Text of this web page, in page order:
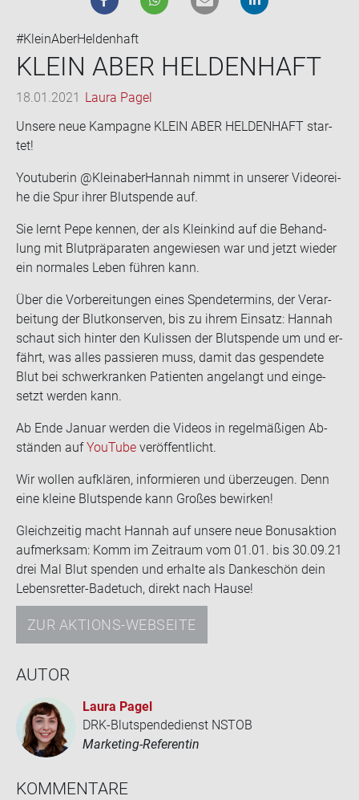
#KleinAberHeldenhaft
KLEIN ABER HEL­DEN­HAFT
18.01.2021 Laura Pagel
Un­se­re neue Kam­pa­gne KLEIN ABER HEL­DEN­HAFT star­
tet!
You­tube­rin @Kleinaber­Han­nah nimmt in un­se­rer Vi­de­orei­
he die Spur ihrer Blut­spen­de auf.
Sie lernt Pepe ken­nen, der als Klein­kind auf die Be­hand­
lung mit Blut­prä­pa­ra­ten an­ge­wie­sen war und jetzt wie­der
ein nor­ma­les Leben füh­ren kann.
Über die Vor­be­rei­tun­gen eines Spen­de­ter­mins, der Ver­ar­
bei­tung der Blut­kon­ser­ven, bis zu ihrem Ein­satz: Han­nah
schaut sich hin­ter den Ku­lis­sen der Blut­spen­de um und er­
fährt, was alles pas­sie­ren muss, damit das ge­spen­de­te
Blut bei schwer­kran­ken Pa­ti­en­ten an­ge­langt und ein­ge­
setzt wer­den kann.
Ab Ende Ja­nu­ar wer­den die Vi­de­os in re­gel­mä­ßi­gen Ab­
stän­den aufYou­Tube ver­öf­fent­licht.
Wir wol­len auf­klä­ren, in­for­mie­ren und über­zeu­gen. Denn
eine klei­ne Blut­spen­de kann Gro­ßes be­wir­ken!
Gleich­zei­tig macht Han­nah auf un­se­re neue Bo­nus­ak­ti­on
auf­merk­sam: Komm im Zeit­raum vom 01.01. bis 30.09.21
drei Mal Blut spen­den und er­hal­te als Dan­ke­schön dein
Lebensretter-​Badetuch, di­rekt nach Hause!
ZUR AKTIONS-WEBSEITE
AUTOR
Laura Pagel
DRK-Blutspendedienst NSTOB
Marketing-Referentin
KOM­MEN­TA­RE